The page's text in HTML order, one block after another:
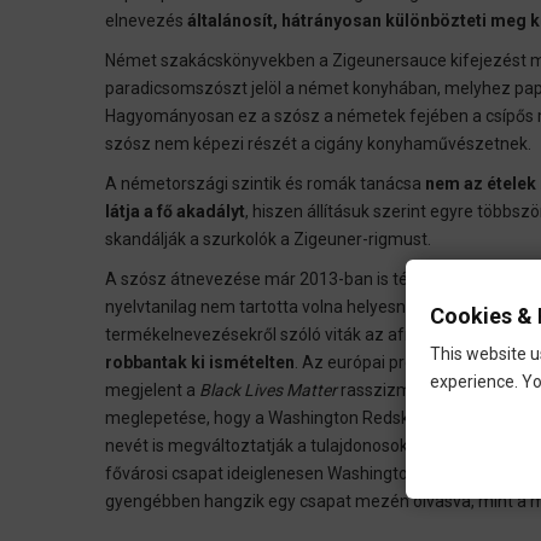
elnevezés általánosít, hátrányosan különbözteti meg
Német szakácskönyvekben a Zigeunersauce kifejezést
paradicsomszószt jelöl a német konyhában, melyhez
Hagyományosan ez a szósz a németek fejében a
szósz nem képezi részét a cigány konyhaművészetnek.
A németországi szintik és romák tanácsa nem az
látja a fő akadályt, hiszen állításuk szerint egyre
skandálják a szurkolók a Zigeuner-rigmust.
A szósz átnevezése már 2013-ban is téma volt a német
nyelvtanilag nem tartotta volna helyesnek megváltoztatni
termékelnevezésekről szóló viták az afroamerikai
robbantak ki ismételten . Az európai profi
megjelent a Black Lives Matterrasszizmusellenes
meglepetése, hogy a Washington Redskins NFL-csapat (
nevét is megváltoztatják a tulajdonosok a rasszista
fővárosi csapat ideiglenesen Washington Football Team
gyengébben hangzik egy csapat mezén olvasva, mint a
Cookies &
This website
experience.